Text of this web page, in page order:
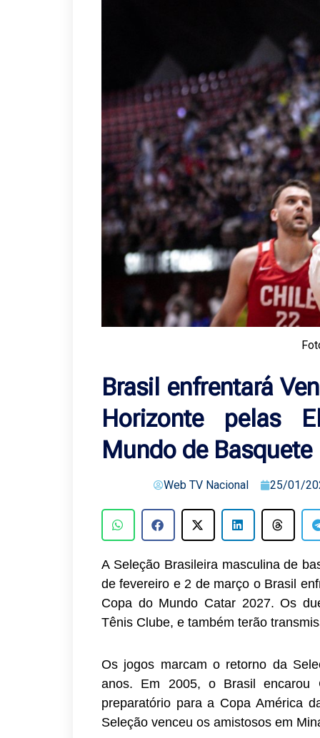
Brasil enfrentará
Horizonte pelas
Mundo de Basquete
Web TV Nacional 25/01/
A Seleção Brasileira masculina de
de fevereiro e 2 de março o Brasil
Copa do Mundo Catar 2027. Os
Tênis Clube, e também terão
Os jogos marcam o retorno da
anos. Em 2005, o Brasil encarou
preparatório para a Copa América
Seleção venceu os amistosos em